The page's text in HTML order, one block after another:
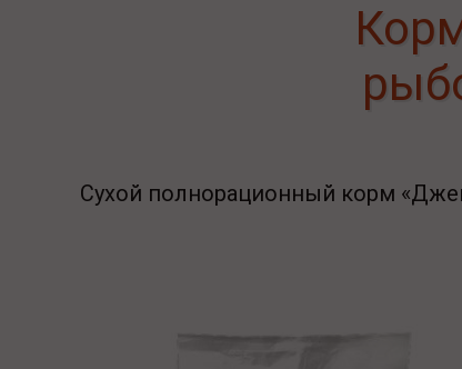
Сухой полнорационный корм